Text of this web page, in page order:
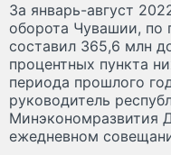
За январь-август
оборота Чувашии, по
составил 365,6 млн
процентных пункта
периода прошлого
руководитель
Минэкономразвития
ежедневном